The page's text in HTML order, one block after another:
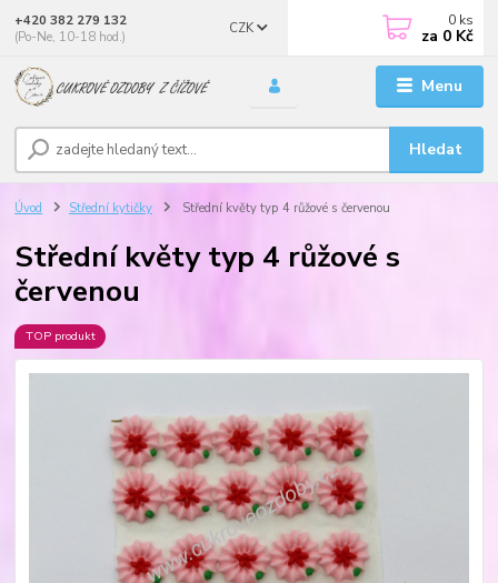
Menu
CZK
Hledat
+420 382 279 132
(Po-Ne, 10-18 hod.)
0 ks
za 0 Kč
Úvod Střední kytičky Střední květy typ 4 růžové s červenou
Střední květy typ 4 růžové s
červenou
TOP produkt